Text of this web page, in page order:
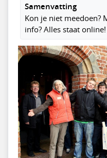
Samenvatting
Kon je niet meedoen?
info? Alles staat online!